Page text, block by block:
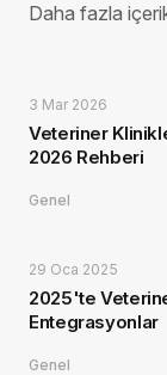
Daha fazla
3 Mar 2026
Veteriner
2026 Rehberi
Genel
29 Oca 2025
2025'te
Entegrasyonlar
Genel